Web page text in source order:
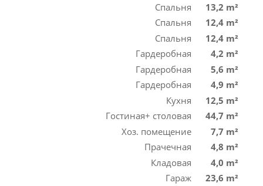
Спальня
13,2 m²
Спальня
12,4 m²
Спальня
12,4 m²
Гардеробная
4,2 m²
Гардеробная
5,6 m²
Гардеробная
4,9 m²
Кухня
12,5 m²
Гостиная+ столовая
44,7 m²
Хоз. помещение
7,7 m²
Прачечная
4,8 m²
Кладовая
4,0 m²
Гараж
23,6 m²